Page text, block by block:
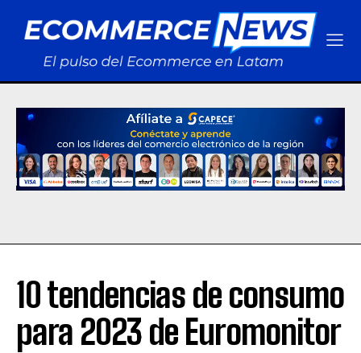
10 tendencias de consumo
para 2023 de Euromonitor